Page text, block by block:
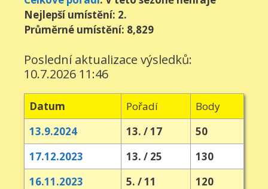
Nejlepší umístění: 2.
Průměrné umístění: 8,829
Poslední aktualizace výsledků:
10.7.2026 11:46
Datum Pořadí
Body
13.9.2024
13. / 17
50
17.12.2023
13. / 25
130
16.11.2023
5. / 11
120